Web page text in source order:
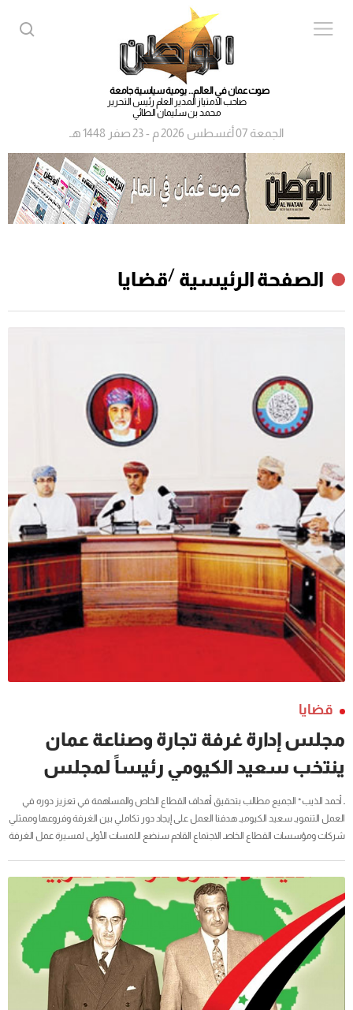
صوت عمان في العالم... يومية سياسية جامعة
صاحب الامتياز المدير العام رئيس التحرير
محمد بن سليمان الطائي
الجمعة 07 أغسطس 2026 م - 23 صفر 1448 هـ
الصفحة الرئيسية /قضايا
قضايا
مجلس إدارة غرفة تجارة وصناعة عمان
ينتخب سعيد الكيومي رئيساً لمجلس
الإدارة
ـ أحمد الذيب* الجميع مطالب بتحقيق أهداف القطاع الخاص والمساهمة في تعزيز دوره في
العمل التنمويـ سعيد الكيوميـ هدفنا العمل على إيجاد دور تكاملي بين الغرفة وفروعها وممثلي
شركات ومؤسسات القطاع الخاصـ الاجتماع القادم سنضع اللمسات الأولى لمسيرة عمل الغرفة
الحبسيأعلن سعادة المهندس أحمد بن حسن الذيب وكيل وزارة التجارة والصناعة للتجارة
والصناعة رئيس لجنة الإشراف على انتخابات الغرفة عن...